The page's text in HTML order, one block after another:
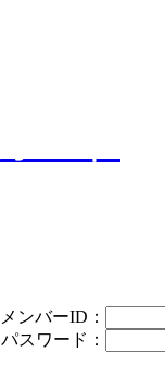
メンバーID：
パスワード：